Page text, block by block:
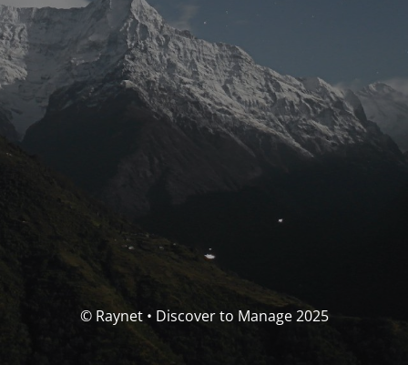
© Raynet • Discover to Manage 2025